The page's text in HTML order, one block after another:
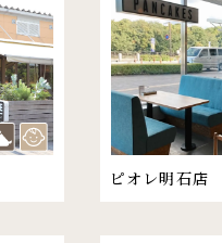
ピオレ明石店